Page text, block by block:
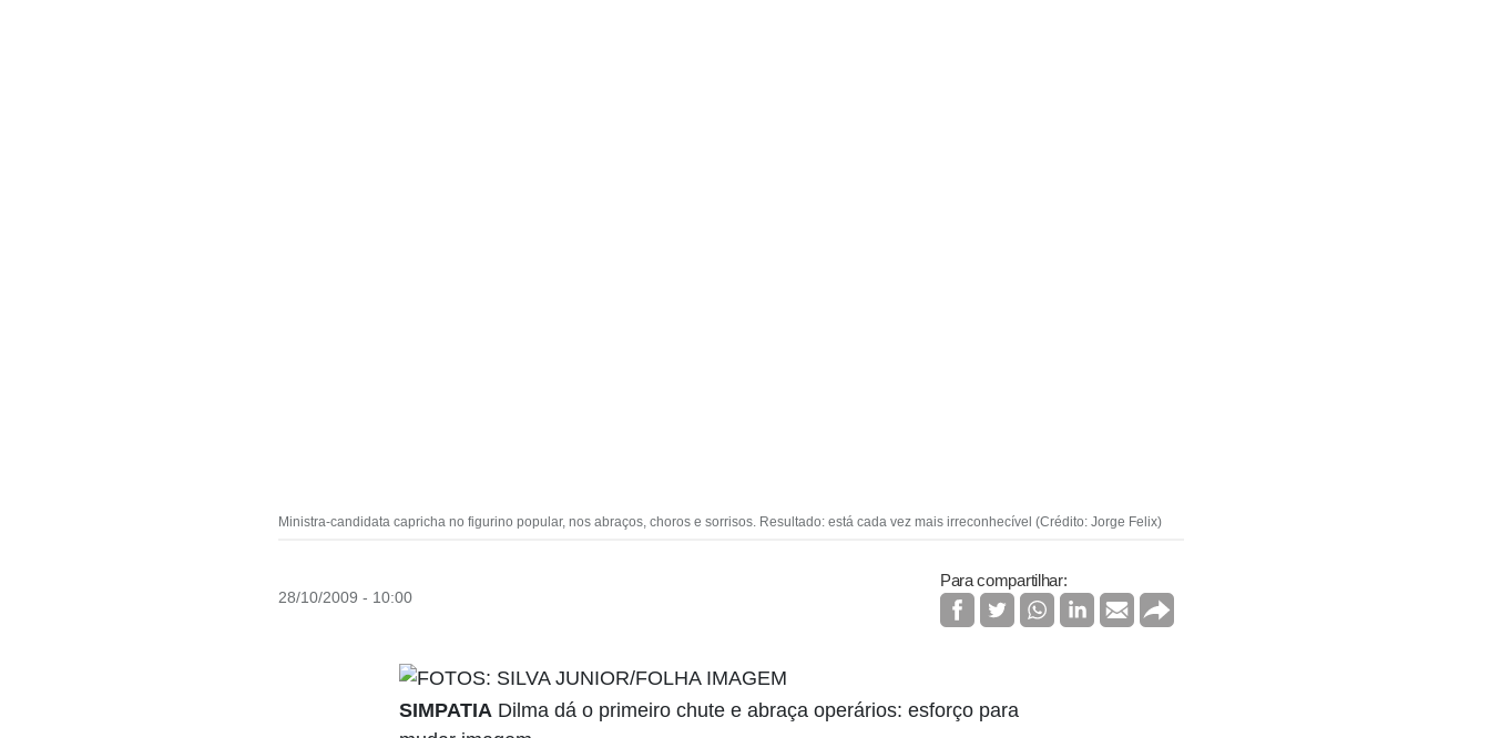
Ministra-candidata capricha no figurino popular, nos abraços, choros e sorrisos. Resultado: está cada vez mais irreconhecível (Crédito: Jorge Felix)
28/10/2009 - 10:00
Para compartilhar:
SIMPATIA Dilma dá o primeiro chute e abraça operários: esforço para